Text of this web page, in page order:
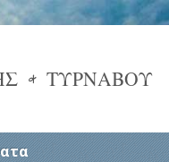
& ΤΥΡΝΑΒΟΥ